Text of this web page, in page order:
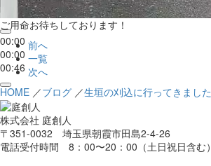
00:00
00:00
00:46
ご用命お待ちしております！
前へ
一覧
次へ
HOME ／ブログ ／生垣の刈込に行ってきました
株式会社 庭創人
〒351-0032 埼玉県朝霞市田島2-4-26
電話受付時間 8：00〜20：00（土日祝日含む）